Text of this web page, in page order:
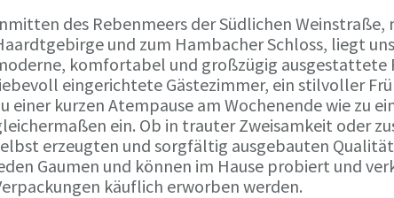
des Rebenmeers der Südlichen
und zum Hambacher Schloss, liegt
komfortabel und großzügig ausgestattete
eingerichtete Gästezimmer, ein stilvoller
einer kurzen Atempause am Wochenende wie zu
ein. Ob in trauter Zweisamkeit oder
erzeugten und sorgfältig ausgebauten
Gaumen und können im Hause probiert und
käuflich erworben werden.